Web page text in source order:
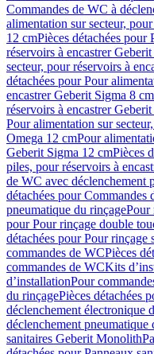
Commandes de WC à
alimentation sur secteur,
12 cmPièces détachées pour
réservoirs à encastrer
secteur, pour réservoirs à
détachées pour Pour
encastrer Geberit Sigma 8 cm
réservoirs à encastrer
Pour alimentation sur
Omega 12 cmPour
Geberit Sigma 12 cmPièces
piles, pour réservoirs à
de WC avec déclenchement
détachées pour Commandes
pneumatique du rinçagePour
pour Pour rinçage double
détachées pour Pour rinçage
commandes de WCPièces
commandes de WCKits
d’installationPour
du rinçagePièces détachées
déclenchement électronique
déclenchement pneumatique
sanitaires Geberit Monolith